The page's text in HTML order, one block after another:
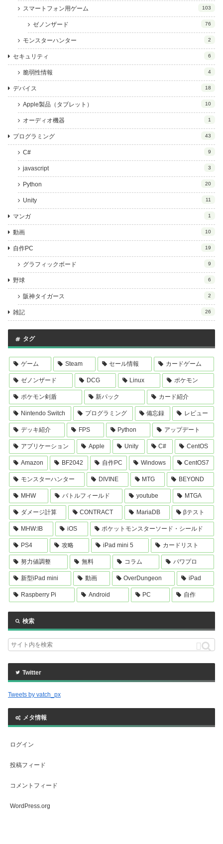
スマートフォン用ゲーム 103
ゼノンザード 76
モンスターハンター 2
セキュリティ 6
脆弱性情報 4
デバイス 18
Apple製品（タブレット） 10
オーディオ機器 1
プログラミング 43
C# 9
javascript 3
Python 20
Unity 11
マンガ 1
動画 10
自作PC 19
グラフィックボード 9
野球 6
阪神タイガース 2
雑記 26
タグ
ゲーム Steam セール情報 カードゲーム
ゼノンザード DCG Linux ポケモン
ポケモン剣盾 新パック カード紹介
Nintendo Switch プログラミング 備忘録 レビュー
デッキ紹介 FPS Python アップデート
アプリケーション Apple Unity C# CentOS
Amazon BF2042 自作PC Windows CentOS7
モンスターハンター DIVINE MTG BEYOND
MHW バトルフィールド youtube MTGA
ダメージ計算 CONTRACT MariaDB βテスト
MHW:IB iOS ポケットモンスターソード・シールド
PS4 攻略 iPad mini 5 カードリスト
努力値調整 無料 コラム パワプロ
新型iPad mini 動画 OverDungeon iPad
Raspberry Pi Android PC 自作
検索
Twitter
Tweets by vatch_px
メタ情報
ログイン
投稿フィード
コメントフィード
WordPress.org